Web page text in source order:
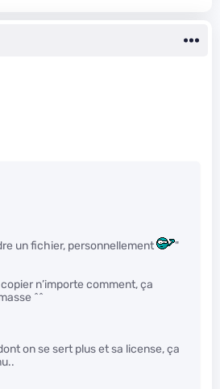
un fichier, personnellement
"
n’importe comment, ça
^^
on se sert plus et sa license, ça